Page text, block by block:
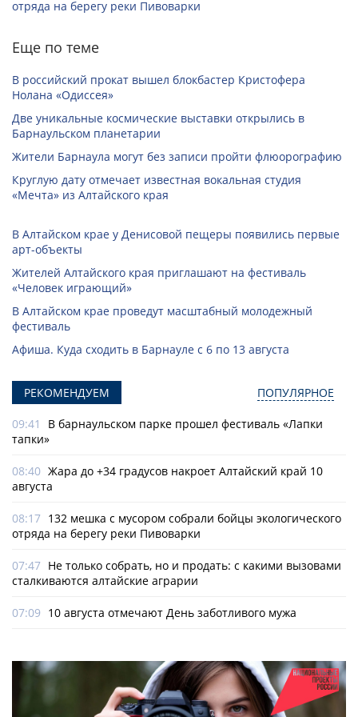
отряда на берегу реки Пивоварки
Еще по теме
В российский прокат вышел блокбастер Кристофера
Нолана «Одиссея»
Две уникальные космические выставки открылись в
Барнаульском планетарии
Жители Барнаула могут без записи пройти флюорографию
Круглую дату отмечает известная вокальная студия
«Мечта» из Алтайского края
В Алтайском крае у Денисовой пещеры появились первые
арт-объекты
Жителей Алтайского края приглашают на фестиваль
«Человек играющий»
В Алтайском крае проведут масштабный молодежный
фестиваль
Афиша. Куда сходить в Барнауле с 6 по 13 августа
РЕКОМЕНДУЕМ ПОПУЛЯРНОЕ
09:41
В барнаульском парке прошел фестиваль «Лапки
тапки»
08:40 Жара до +34 градусов накроет Алтайский край 10
августа
08:17 132 мешка с мусором собрали бойцы экологического
отряда на берегу реки Пивоварки
07:47 Не только собрать, но и продать: с какими вызовами
сталкиваются алтайские аграрии
07:09 10 августа отмечают День заботливого мужа